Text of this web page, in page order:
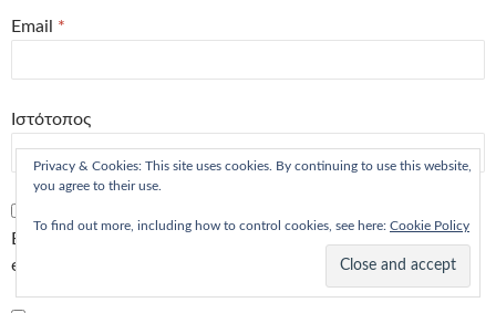
Email *
Ιστότοπος
Επιθυμώ να λαμβάνω ειδοποιήσεις για νέα σχόλια μέσω
email.
Privacy & Cookies: This site uses cookies. By continuing to use this website,
you agree to their use.
To find out more, including how to control cookies, see here: Cookie Policy